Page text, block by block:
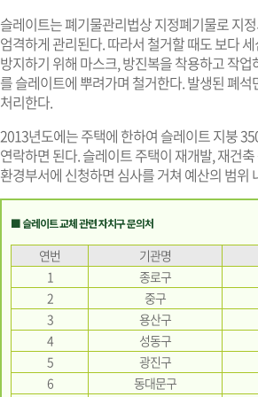
슬레이트는 폐기물관리법상 지정폐기물로 지
엄격하게 관리된다. 따라서 철거할 때도 보다
방지하기 위해 마스크, 방진복을 착용하고 작
를 슬레이트에 뿌려가며 철거한다. 발생된 폐
처리한다.
2013년도에는 주택에 한하여 슬레이트 지붕
연락하면 된다. 슬레이트 주택이 재개발, 재건
환경부서에 신청하면 심사를 거쳐 예산의 범위
■ 슬레이트 교체 관련 자치구 문의처
연번
기관명
1
종로구
2
중구
3
용산구
4
성동구
5
광진구
6
동대문구